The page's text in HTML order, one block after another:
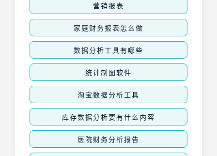
营销报表
家庭财务报表怎么做
数据分析工具有哪些
统计制图软件
淘宝数据分析工具
库存数据分析要有什么内容
医院财务分析报告